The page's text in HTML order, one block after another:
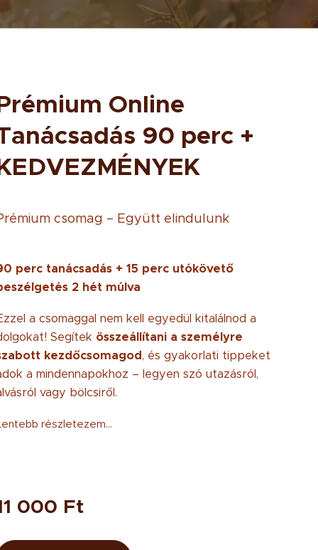
Online
90 perc +
csomag – Együtt elindulunk
perc tanácsadás + 15 perc utókövető
2 hét múlva
a csomaggal nem kell egyedül kitalálnod a
Segítek összeállítani a személyre
kezdőcsomagod, és gyakorlati tippeket
a mindennapokhoz – legyen szó utazásról,
vagy bölcsiről.
részletezem...
000 Ft